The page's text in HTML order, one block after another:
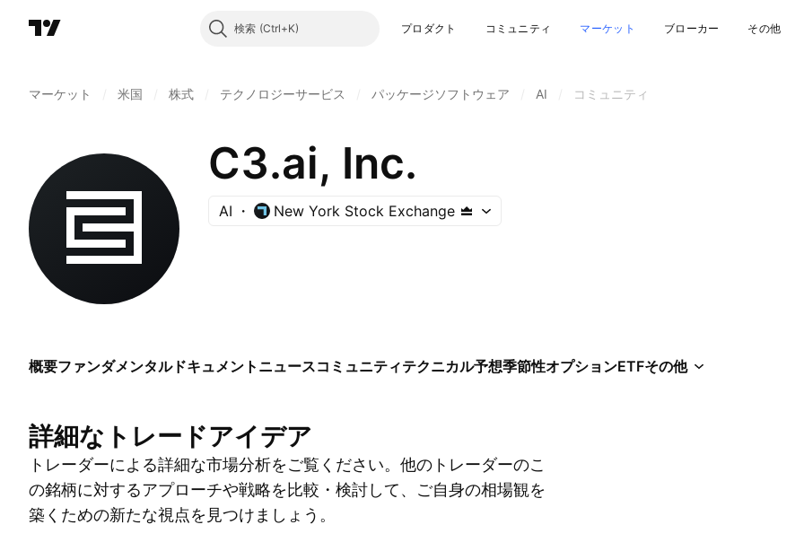
検索 プロダクト コミュニティ マーケット ブローカー その他
マーケット 米国 株式 テクノロジーサービス パッケージソフトウェア AI コミュニティ
C3.ai, Inc.
AI New York Stock Exchange
概要ファンダメンタルドキュメント ニュースコミュニティテクニカル予想季節性オプションETFその他
詳細なトレードアイデア
トレーダーによる詳細な市場分析をご覧ください。他のトレーダーのこ
の銘柄に対するアプローチや戦略を比較・検討して、ご自身の相場観を
築くための新たな視点を見つけましょう。